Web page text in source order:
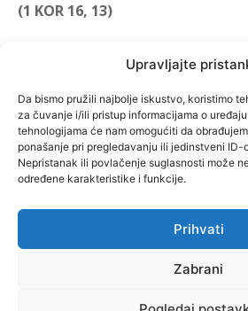
Upravljajte
Da bismo pružili najbolje iskustvo, koristimo
za čuvanje i/ili pristup informacijama o
tehnologijama će nam omogućiti da
ponašanje pri pregledavanju ili jedinstveni
Nepristanak ili povlačenje suglasnosti može
određene karakteristike i funkcije.
Prihvati
Zabrani
(1 KOR 16, 13)
"Muževni budite" prvi je
hrvatski portal za katoličke
muškarce koji pokušava
reafirmirati u današnje
vrijeme itekako narušen
biblijski koncept muževnosti,
koji pokušavamo osvijetliti iz
rubrika i poticajnih inicijativa.